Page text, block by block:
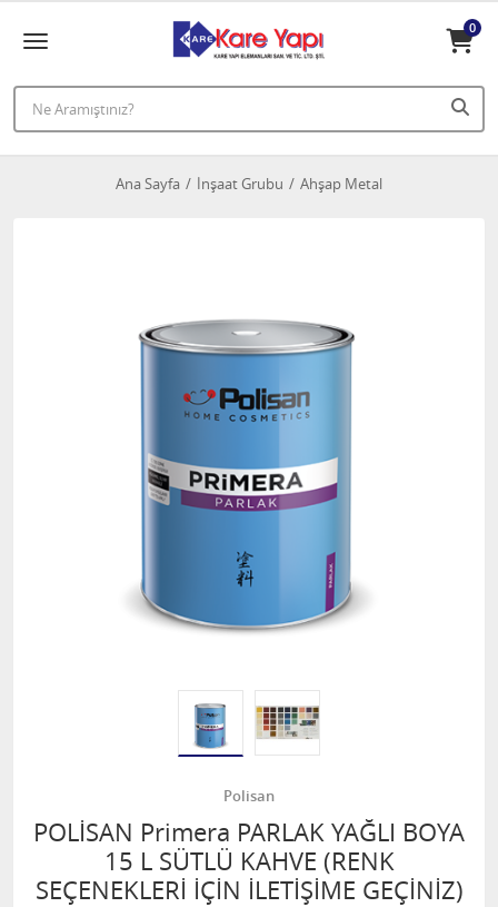
0
Ana Sayfa İnşaat Grubu Ahşap Metal
Polisan
POLİSAN Primera PARLAK YAĞLI BOYA
15 L SÜTLÜ KAHVE (RENK
SEÇENEKLERİ İÇİN İLETİŞİME GEÇİNİZ)